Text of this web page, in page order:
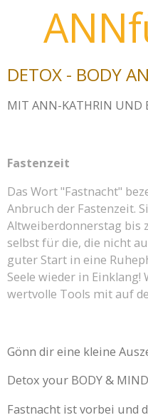
Hauptinhalt
DETOX - BODY
MIT ANN-KATHRIN UND
Fastenzeit
Das Wort "Fastnacht"
Anbruch der Fastenzeit.
Altweiberdonnerstag bis
selbst für die, die nicht
guter Start in eine
Seele wieder in
wertvolle Tools mit auf
Gönn dir eine kleine
Detox your BODY & MIND
Fastnacht ist vorbei und